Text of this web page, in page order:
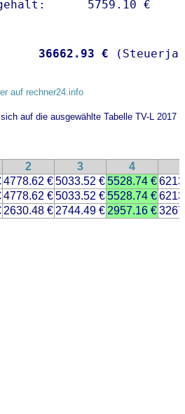
36662.93 €
auf rechner24.info
auf die ausgewählte Tabelle TV-L 2017
2 3 4
4778.62 €5033.52 €5528.74 €
4778.62 €5033.52 €5528.74 €
2630.48 € 2744.49 € 2957.16 €